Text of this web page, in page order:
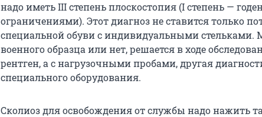
надо иметь III степень плоскостопия (I степень —
ограничениями). Этот диагноз не ставится только
специальной обуви с индивидуальными стельками.
военного образца или нет, решается в ходе
рентген, а с нагрузочными пробами, другая
специального оборудования.
Сколиоз для освобождения от службы надо нажить